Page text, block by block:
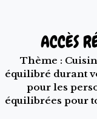
ACCÈS
Thème :
équilibré durant
pour les
équilibrées pour